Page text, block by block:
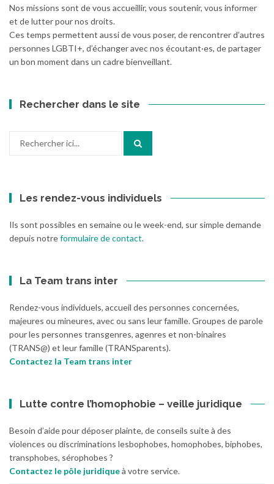
Nos missions sont de vous accueillir, vous soutenir, vous informer
et de lutter pour nos droits.
Ces temps permettent aussi de vous poser, de rencontrer d’autres
personnes LGBTI+, d’échanger avec nos écoutant·es, de partager
un bon moment dans un cadre bienveillant.
Rechercher dans le site
Les rendez-vous individuels
Ils sont possibles en semaine ou le week-end, sur simple demande
depuis notreformulaire de contact.
La Team trans inter
Rendez-vous individuels, accueil des personnes concernées,
majeures ou mineures, avec ou sans leur famille. Groupes de parole
pour les personnes transgenres, agenres et non-binaires
(TRANS@) et leur famille (TRANSparents).
Contactez la Team trans inter
Lutte contre l’homophobie – veille juridique
Besoin d’aide pour déposer plainte, de conseils suite à des
violences ou discriminations lesbophobes, homophobes, biphobes,
transphobes, sérophobes ?
Contactez le pôle juridiqueà votre service.